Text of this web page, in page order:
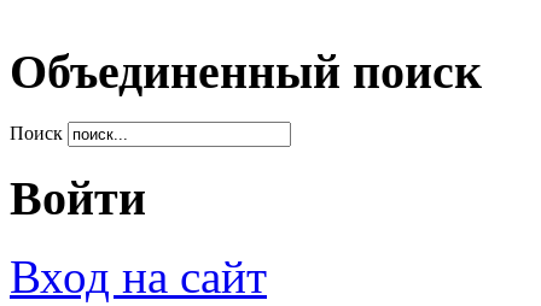
Объединенный поиск
Поиск
Войти
Вход на сайт